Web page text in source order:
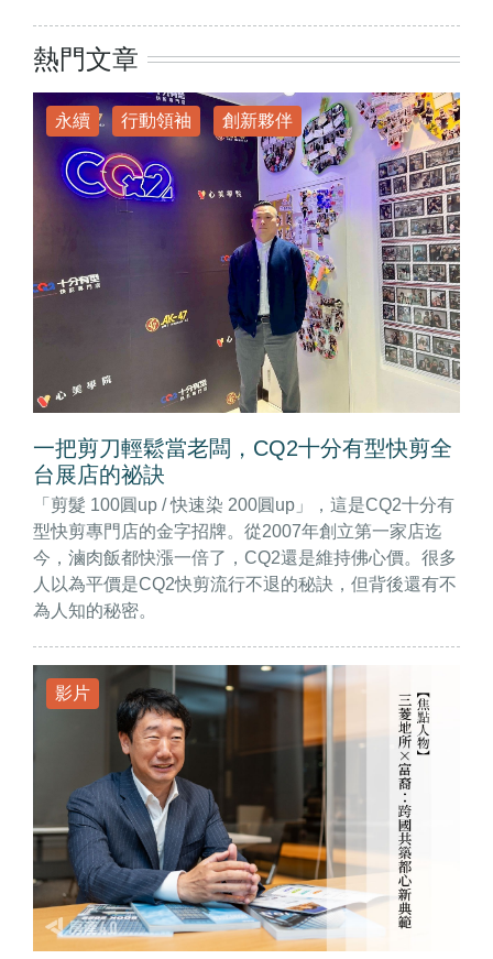
熱門文章
永續 行動領袖 創新夥伴
一把剪刀輕鬆當老闆，CQ2十分有型快剪全
台展店的祕訣
「剪髮 100圓up / 快速染 200圓up」，這是CQ2十分有
型快剪專門店的金字招牌。從2007年創立第一家店迄
今，滷肉飯都快漲一倍了，CQ2還是維持佛心價。很多
人以為平價是CQ2快剪流行不退的秘訣，但背後還有不
為人知的秘密。
影片